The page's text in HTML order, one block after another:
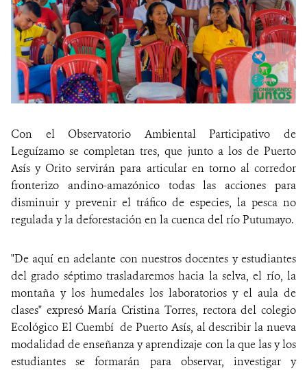
Con el Observatorio Ambiental Participativo de
Leguízamo se completan tres, que junto a los de Puerto
Asís y Orito servirán para articular en torno al corredor
fronterizo andino-amazónico todas las acciones para
disminuir y prevenir el tráfico de especies, la pesca no
regulada y la deforestación en la cuenca del río Putumayo.
"De aquí en adelante con nuestros docentes y estudiantes
del grado séptimo trasladaremos hacia la selva, el río, la
montaña y los humedales los laboratorios y el aula de
clases" expresó María Cristina Torres, rectora del colegio
Ecológico El Cuembí de Puerto Asís, al describir la nueva
modalidad de enseñanza y aprendizaje con la que las y los
estudiantes se formarán para observar, investigar y